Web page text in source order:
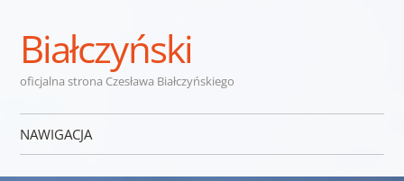
Białczyński
oficjalna strona Czesława Białczyńskiego
NAWIGACJA